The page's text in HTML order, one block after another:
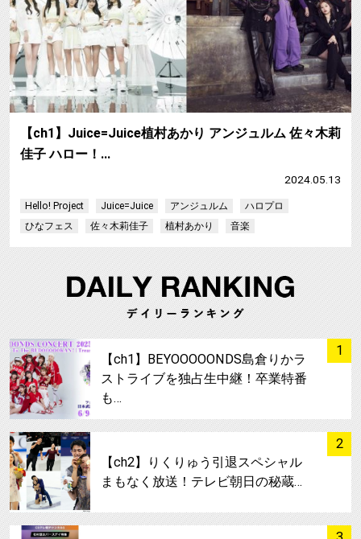
【ch1】Juice=Juice植村あかり アンジュルム 佐々木莉
佳子 ハロー！…
2024.05.13
Hello! Project Juice=Juice アンジュルム
ハロプロ
ひなフェス
佐々木莉佳子 植村あかり 音楽
1
サムネイル
【ch1】BEYOOOOONDS島倉りかラ
ストライブを独占生中継！卒業特番
も…
2
サムネイル
【ch2】りくりゅう引退スペシャル
まもなく放送！テレビ朝日の秘蔵…